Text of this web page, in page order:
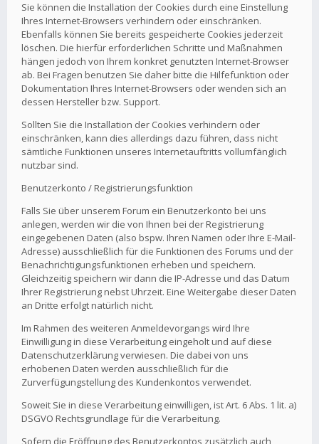
Sie können die Installation der Cookies durch eine Einstellung
Ihres Internet-Browsers verhindern oder einschränken.
Ebenfalls können Sie bereits gespeicherte Cookies jederzeit
löschen. Die hierfür erforderlichen Schritte und Maßnahmen
hängen jedoch von Ihrem konkret genutzten Internet-Browser
ab. Bei Fragen benutzen Sie daher bitte die Hilfefunktion oder
Dokumentation Ihres Internet-Browsers oder wenden sich an
dessen Hersteller bzw. Support.
Sollten Sie die Installation der Cookies verhindern oder
einschränken, kann dies allerdings dazu führen, dass nicht
sämtliche Funktionen unseres Internetauftritts vollumfänglich
nutzbar sind.
Benutzerkonto / Registrierungsfunktion
Falls Sie über unserem Forum ein Benutzerkonto bei uns
anlegen, werden wir die von Ihnen bei der Registrierung
eingegebenen Daten (also bspw. Ihren Namen oder Ihre E-Mail-
Adresse) ausschließlich für die Funktionen des Forums und der
Benachrichtigungsfunktionen erheben und speichern.
Gleichzeitig speichern wir dann die IP-Adresse und das Datum
Ihrer Registrierung nebst Uhrzeit. Eine Weitergabe dieser Daten
an Dritte erfolgt natürlich nicht.
Im Rahmen des weiteren Anmeldevorgangs wird Ihre
Einwilligung in diese Verarbeitung eingeholt und auf diese
Datenschutzerklärung verwiesen. Die dabei von uns
erhobenen Daten werden ausschließlich für die
Zurverfügungstellung des Kundenkontos verwendet.
Soweit Sie in diese Verarbeitung einwilligen, ist Art. 6 Abs. 1 lit. a)
DSGVO Rechtsgrundlage für die Verarbeitung.
Sofern die Eröffnung des Benutzerkontos zusätzlich auch